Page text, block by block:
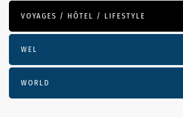
VOYAGES / HÔTEL / LIFESTYLE
WEL
WORLD